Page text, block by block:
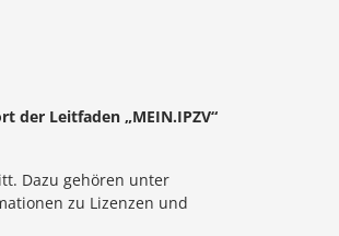
der Leitfaden „MEIN.IPZV“
Dazu gehören unter
zu Lizenzen und